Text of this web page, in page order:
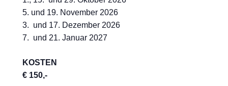
5. und 19. November 2026
3. und 17. Dezember 2026
7. und 21. Januar 2027
KOSTEN
€ 150,-